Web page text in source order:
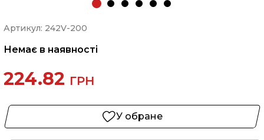
Артикул: 242V-200
Немає в наявності
224.82 ГРН
У обране